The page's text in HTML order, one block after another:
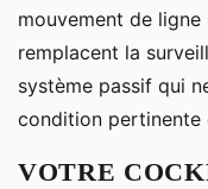
mouvement de
remplacent la
système passif qui
condition pertinente
VOTRE